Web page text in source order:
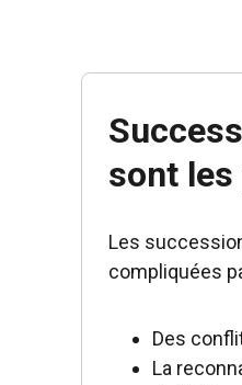
sont
Les
compliquées
Des
La